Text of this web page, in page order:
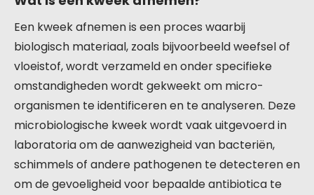
Een kweek afnemen is een proces waarbij
biologisch materiaal, zoals bijvoorbeeld weefsel of
vloeistof, wordt verzameld en onder specifieke
omstandigheden wordt gekweekt om micro-
organismen te identificeren en te analyseren. Deze
microbiologische kweek wordt vaak uitgevoerd in
laboratoria om de aanwezigheid van bacteriën,
schimmels of andere pathogenen te detecteren en
om de gevoeligheid voor bepaalde antibiotica te